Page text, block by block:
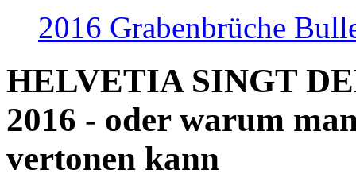
2016 Grabenbrüche
HELVETIA SINGT
2016 - oder warum
vertonen kann